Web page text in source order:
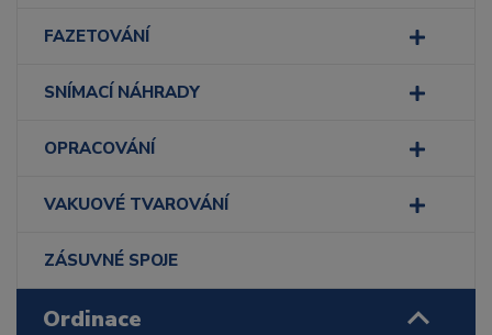
FAZETOVÁNÍ
SNÍMACÍ NÁHRADY
OPRACOVÁNÍ
VAKUOVÉ TVAROVÁNÍ
ZÁSUVNÉ SPOJE
Ordinace